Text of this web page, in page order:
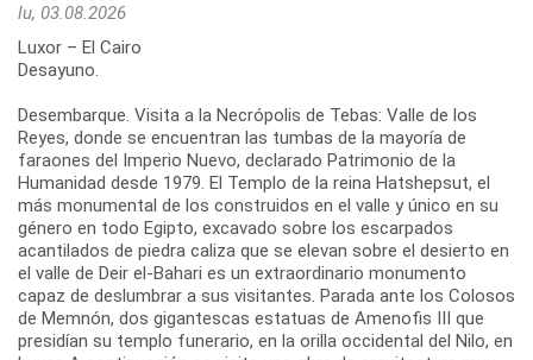
lu, 03.08.2026
Luxor – El Cairo
Desayuno.
Desembarque. Visita a la Necrópolis de Tebas: Valle de los
Reyes, donde se encuentran las tumbas de la mayoría de
faraones del Imperio Nuevo, declarado Patrimonio de la
Humanidad desde 1979. El Templo de la reina Hatshepsut, el
más monumental de los construidos en el valle y único en su
género en todo Egipto, excavado sobre los escarpados
acantilados de piedra caliza que se elevan sobre el desierto en
el valle de Deir el-Bahari es un extraordinario monumento
capaz de deslumbrar a sus visitantes. Parada ante los Colosos
de Memnón, dos gigantescas estatuas de Amenofis III que
presidían su templo funerario, en la orilla occidental del Nilo, en